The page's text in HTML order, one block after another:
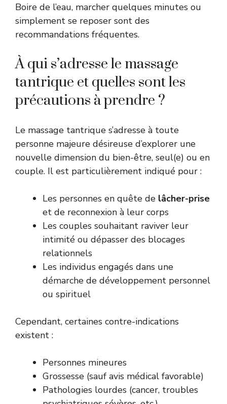
Boire de l’eau, marcher quelques minutes ou
simplement se reposer sont des
recommandations fréquentes.
À qui s’adresse le massage
tantrique et quelles sont les
précautions à prendre ?
Le massage tantrique s’adresse à toute
personne majeure désireuse d’explorer une
nouvelle dimension du bien-être, seul(e) ou en
couple. Il est particulièrement indiqué pour :
Les personnes en quête de lâcher-prise
et de reconnexion à leur corps
Les couples souhaitant raviver leur
intimité ou dépasser des blocages
relationnels
Les individus engagés dans une
démarche de développement personnel
ou spirituel
Cependant, certaines contre-indications
existent :
Personnes mineures
Grossesse (sauf avis médical favorable)
Pathologies lourdes (cancer, troubles